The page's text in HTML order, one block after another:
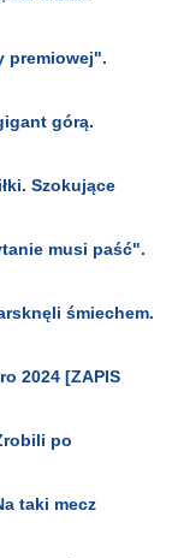
premiowej".
górą.
Szokujące
musi paść".
śmiechem.
2024 [ZAPIS
po
taki mecz